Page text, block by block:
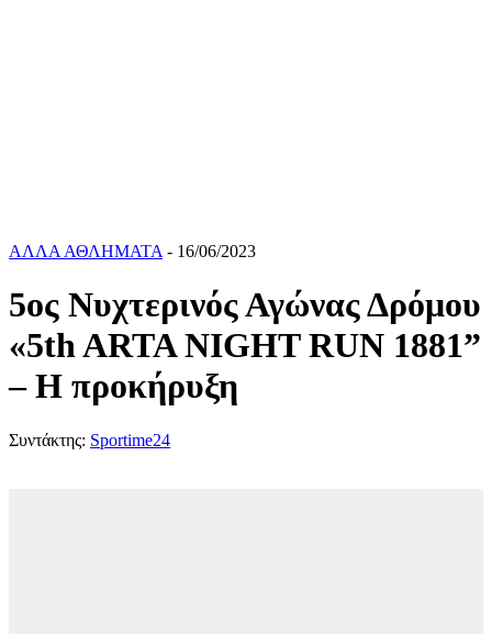
ΑΛΛΑ ΑΘΛΗΜΑΤΑ - 16/06/2023
5ος Νυχτερινός Αγώνας Δρόμου
«5th ARTA NIGHT RUN 1881”
– Η προκήρυξη
Συντάκτης: Sportime24